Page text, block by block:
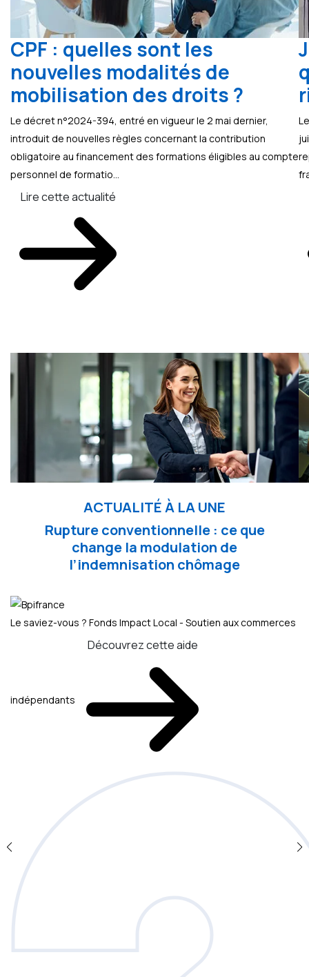
CPF : quelles sont les
nouvelles modalités de
mobilisation des droits ?
Le décret n°2024-394, entré en vigueur le 2 mai dernier,
introduit de nouvelles règles concernant la contribution
obligatoire au financement des formations éligibles au compte
personnel de formatio...
Lire cette actualité
ACTUALITÉ À LA UNE
Rupture conventionnelle : ce que
change la modulation de
l’indemnisation chômage
Le saviez-vous ? Fonds Impact Local - Soutien aux commerces
indépendants
Découvrez cette aide